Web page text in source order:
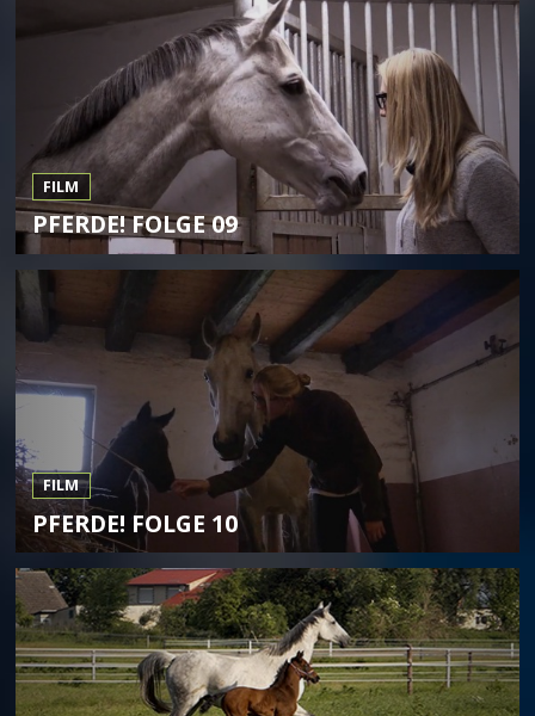
FILM
PFERDE! FOLGE 09
FILM
PFERDE! FOLGE 10